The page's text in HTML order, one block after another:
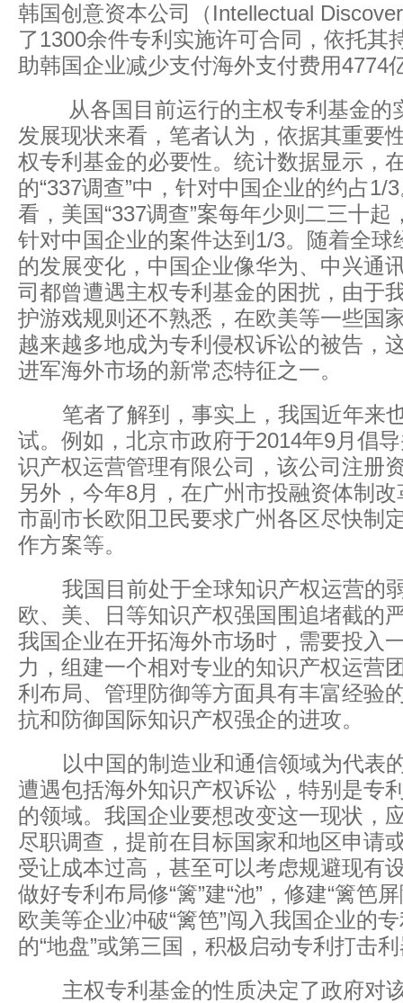
韩国创意资本公司（Intellectual
了1300余件专利实施许可合同，依托其
助韩国企业减少支付海外支付费用4774
从各国目前运行的主权专利基金的
发展现状来看，笔者认为，依据其重要
权专利基金的必要性。统计数据显示，
的“337调查”中，针对中国企业的约占1/
看，美国“337调查”案每年少则二三十
针对中国企业的案件达到1/3。随着全球
的发展变化，中国企业像华为、中兴通
司都曾遭遇主权专利基金的困扰，由于
护游戏规则还不熟悉，在欧美等一些国
越来越多地成为专利侵权诉讼的被告，
进军海外市场的新常态特征之一。
笔者了解到，事实上，我国近年来
试。例如，北京市政府于2014年9月倡
识产权运营管理有限公司，该公司注册
另外，今年8月，在广州市投融资体制
市副市长欧阳卫民要求广州各区尽快制
作方案等。
我国目前处于全球知识产权运营的
欧、美、日等知识产权强国围追堵截的
我国企业在开拓海外市场时，需要投入
力，组建一个相对专业的知识产权运营
利布局、管理防御等方面具有丰富经验
抗和防御国际知识产权强企的进攻。
以中国的制造业和通信领域为代表
遭遇包括海外知识产权诉讼，特别是专
的领域。我国企业要想改变这一现状，
尽职调查，提前在目标国家和地区申请
受让成本过高，甚至可以考虑规避现有
做好专利布局修“篱”建“池”，修建“篱笆
欧美等企业冲破“篱笆”闯入我国企业的
的“地盘”或第三国，积极启动专利打击
主权专利基金的性质决定了政府对